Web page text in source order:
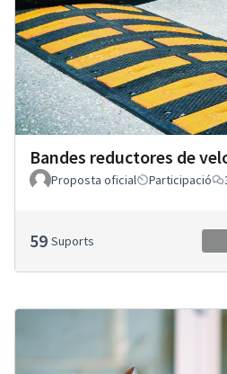
Bandes reductores de
Proposta oficial
Participació
59 Suports